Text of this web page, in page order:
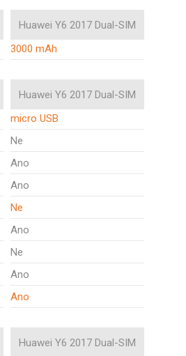
Huawei Y6 2017 Dual-SIM
3000 mAh
Huawei Y6 2017 Dual-SIM
micro USB
Ne
Ano
Ano
Ne
Ano
Ne
Ano
Ano
Huawei Y6 2017 Dual-SIM